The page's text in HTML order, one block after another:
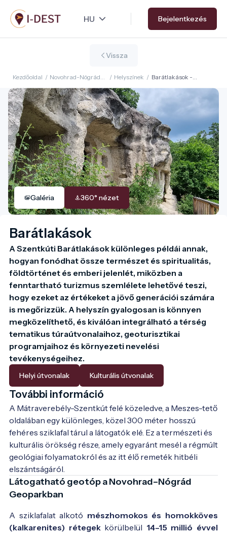
Ugrás
a
tartalomra
Bejelentkezés
Vissza
Kezdőoldal / Novohrad-Nógrád
Geopark
/ Helyszínek / Barátlakások -
remetebarlang
Galéria 360° nézet
Barátlakások
A Szentkúti Barátlakások különleges példái annak,
hogyan fonódhat össze természet és spiritualitás,
földtörténet és emberi jelenlét, miközben a
fenntartható turizmus szemlélete lehetővé teszi,
hogy ezeket az értékeket a jövő generációi számára
is megőrizzük. A helyszín gyalogosan is könnyen
megközelíthető, és kiválóan integrálható a térség
tematikus túraútvonalaihoz, geoturisztikai
programjaihoz és környezeti nevelési
tevékenységeihez.
Helyi útvonalak Kulturális útvonalak
További információ
A Mátraverebély-Szentkút felé közeledve, a Meszes-tető
oldalában egy különleges, közel 300 méter hosszú
fehéres sziklafal tárul a látogatók elé. Ez a természeti és
kulturális örökség része, amely egyaránt mesél a régmúlt
geológiai folyamatokról és az itt élő remeték hitbéli
elszántságáról.
Látogatható geotóp a Novohrad–Nógrád
Geoparkban
A sziklafalat alkotó mészhomokos és homokköves
(kalkarenites) rétegekkörülbelül 14–15 millió évvel